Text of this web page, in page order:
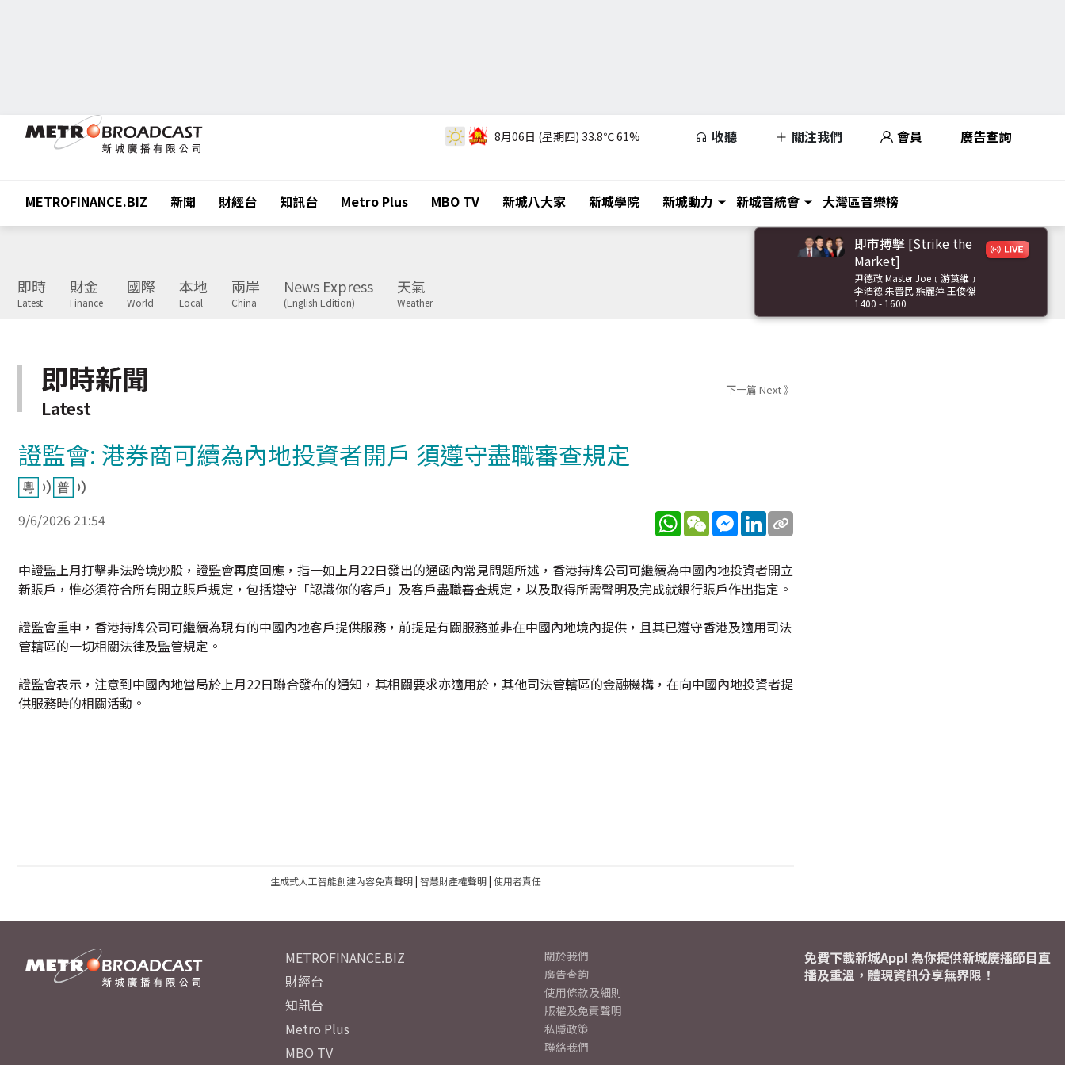
8月06日 (星期四) 33.8℃61% 收聽 關注我們 會員 廣告查詢
METROFINANCE.BIZ 新聞 財經台 知訊台 Metro Plus MBO TV 新城八大家 新城學院 新城動力 新城音統會 大灣區音樂榜
即時
Latest
財金
Finance
國際
World
本地
Local
兩岸
China
News Express
(English Edition)
天氣
Weather
即市搏擊 [Strike the
Market]
尹德政 Master Joe﹝游莨維﹞
李浩德 朱晉民 熊麗萍 王俊傑
1400 - 1600
即時新聞
Latest
下一篇 Next 》
證監會: 港券商可續為內地投資者開戶 須遵守盡職審查規定
9/6/2026 21:54 WhatsApp
WeChatMessenger
LinkedIn
中證監上月打擊非法跨境炒股，證監會再度回應，指一如上月22日發出的通函內常見問題所述，香港持牌公司可繼續為中國內地投資者開立
新賬戶，惟必須符合所有開立賬戶規定，包括遵守「認識你的客戶」及客戶盡職審查規定，以及取得所需聲明及完成就銀行賬戶作出指定。
證監會重申，香港持牌公司可繼續為現有的中國內地客戶提供服務，前提是有關服務並非在中國內地境內提供，且其已遵守香港及適用司法
管轄區的一切相關法律及監管規定。
證監會表示，注意到中國內地當局於上月22日聯合發布的通知，其相關要求亦適用於，其他司法管轄區的金融機構，在向中國內地投資者提
供服務時的相關活動。
生成式人工智能創建內容免責聲明| 智慧財產權聲明| 使用者責任
METROFINANCE.BIZ
財經台
知訊台
Metro Plus
MBO TV
關於我們
廣告查詢
使用條款及細則
版權及免責聲明
私隱政策
聯絡我們
免費下載新城App! 為你提供新城廣播節目直
播及重溫，體現資訊分享無界限！